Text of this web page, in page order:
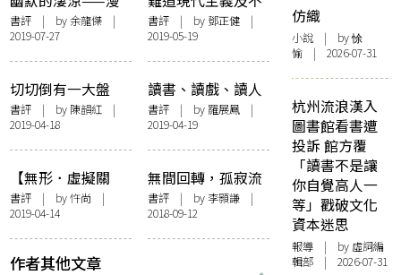
談卡爾維諾小說情
節的推動力，以
〈糕點店的盜竊
案〉、〈黑羊〉為
例
書評 | by 余龍傑 |
2019-07-27
上現實主義嗎？
──評李陀小說
《無名指》
書評| by鄧正健|
2019-05-19
切切倒有一大盤
——嚼著乳頭片讀
《異色世界史大
全》
書評 | by 陳韻紅 |
2019-04-18
讀書、讀戲、讀人
——重讀黃愛玲
《戲緣》
書評| by 羅展鳳 |
2019-04-19
【無形．虛擬關
係】讀《大裂》：
讓導演胡波相形失
色的小說家胡遷
書評 | by忤尚 |
2019-04-14
無間回轉，孤寂流
離——讀韓麗珠
《回家》
書評| by 李顥謙|
2018-09-12
作者其他文章
仿織
小說 | by 悇
愉 | 2026-07-31
杭州流浪漢入
圖書館看書遭
投訴 館方覆
「讀書不是讓
你自覺高人一
等」戳破文化
資本迷思
報導 | by 虛詞編
輯部 | 2026-07-31